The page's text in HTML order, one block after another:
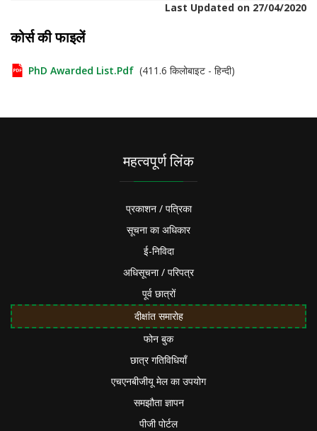
Last Updated on 27/04/2020
कोर्स की फाइलें
PhD Awarded List.pdf (411.6 किलोबाइट - हिन्दी)
महत्वपूर्ण लिंक
प्रकाशन / पत्रिका
सूचना का अधिकार
ई-निविदा
अधिसूचना / परिपत्र
पूर्व छात्रों
दीक्षांत समारोह
फोन बुक
छात्र गतिविधियाँ
एचएनबीजीयू मेल का उपयोग
समझौता ज्ञापन
पीजी पोर्टल